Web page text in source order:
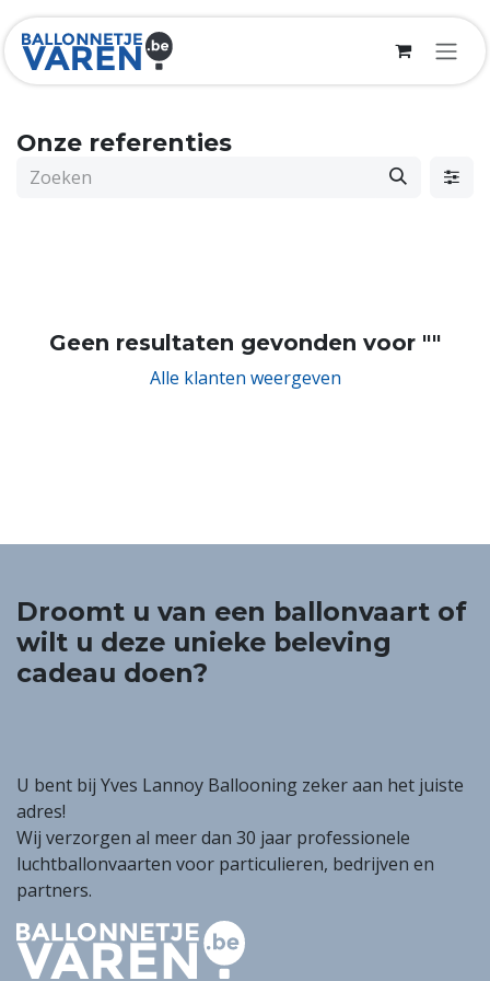
Overslaan naar inhoud
Onze referenties
Geen resultaten gevonden voor ""
Alle klanten weergeven
Droomt u van een ballonvaart of
wilt u deze unieke beleving
cadeau doen?
U bent bij Yves Lannoy Ballooning zeker aan het juiste
adres!
Wij verzorgen al meer dan 30 jaar professionele
luchtballonvaarten voor particulieren, bedrijven en
partners.